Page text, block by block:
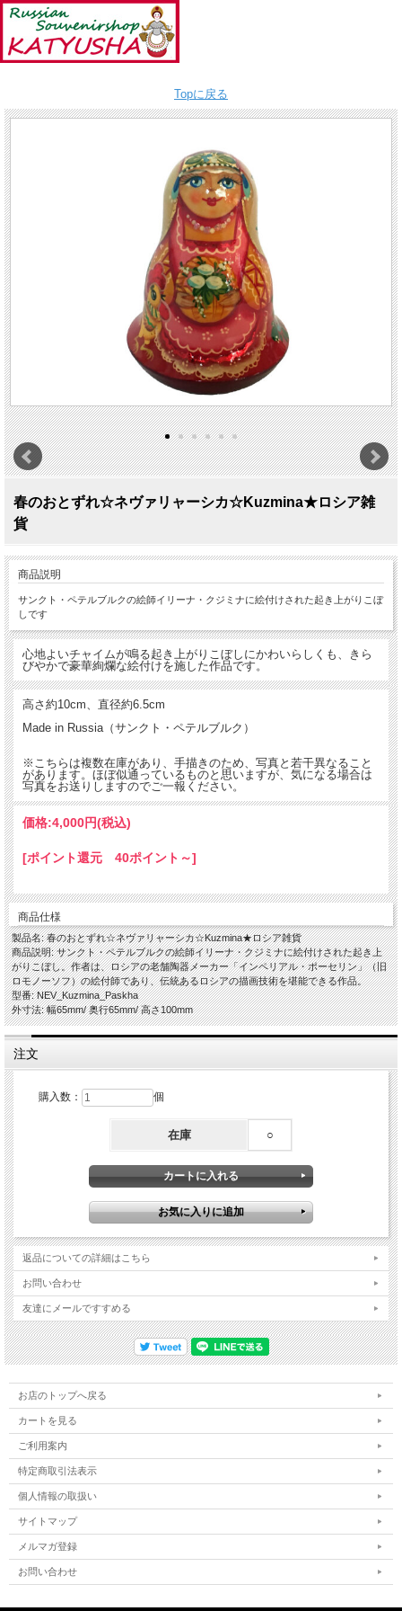
Topに戻る
春のおとずれ☆ネヴァリャーシカ☆Kuzmina★ロシア雑
貨
商品説明
サンクト・ペテルブルクの絵師イリーナ・クジミナに絵付けされた起き上がりこぼ
しです
心地よいチャイムが鳴る起き上がりこぼしにかわいらしくも、きら
びやかで豪華絢爛な絵付けを施した作品です。
高さ約10cm、直径約6.5cm
Made in Russia（サンクト・ペテルブルク）
※こちらは複数在庫があり、手描きのため、写真と若干異なること
があります。ほぼ似通っているものと思いますが、気になる場合は
写真をお送りしますのでご一報ください。
価格:4,000円(税込)
[ポイント還元 40ポイント～]
商品仕様
製品名: 春のおとずれ☆ネヴァリャーシカ☆Kuzmina★ロシア雑貨
商品説明: サンクト・ペテルブルクの絵師イリーナ・クジミナに絵付けされた起き上
がりこぼし。作者は、ロシアの老舗陶器メーカー「インペリアル・ポーセリン」（旧
ロモノーソフ）の絵付師であり、伝統あるロシアの描画技術を堪能できる作品。
型番: NEV_Kuzmina_Paskha
外寸法: 幅65mm/ 奥行65mm/ 高さ100mm
注文
購入数： 個
在庫 ○
返品についての詳細はこちら
お問い合わせ
友達にメールですすめる
お店のトップへ戻る
カートを見る
ご利用案内
特定商取引法表示
個人情報の取扱い
サイトマップ
メルマガ登録
お問い合わせ